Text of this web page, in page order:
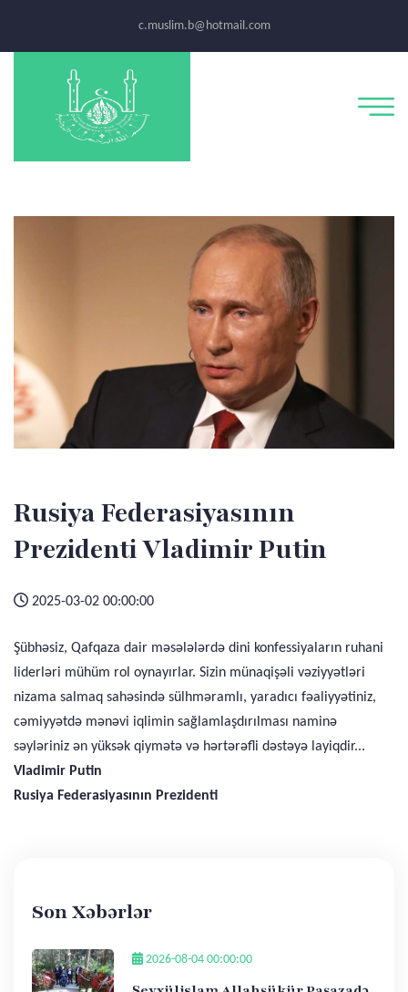
c.muslim.b@hotmail.com
Rusiya Federasiyasının
Prezidenti Vladimir Putin
2025-03-02 00:00:00
Şübhəsiz, Qafqaza dair məsələlərdə dini konfessiyaların ruhani
liderləri mühüm rol oynayırlar. Sizin münaqişəli vəziyyətləri
nizama salmaq sahəsində sülhməramlı, yaradıcı fəaliyyətiniz,
cəmiyyətdə mənəvi iqlimin sağlamlaşdırılması naminə
səyləriniz ən yüksək qiymətə və hərtərəfli dəstəyə layiqdir...
Vladimir Putin
Rusiya Federasiyasının Prezidenti
Son Xəbərlər
2026-08-04 00:00:00